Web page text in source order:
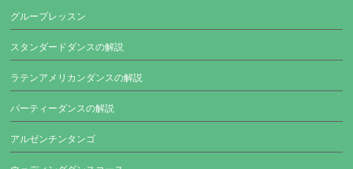
グループレッスン
スタンダードダンスの解説
ラテンアメリカンダンスの解説
パーティーダンスの解説
アルゼンチンタンゴ